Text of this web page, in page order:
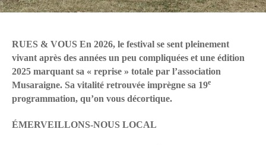
RUES & VOUS En 2026, le festival se sent pleinement
vivant après des années un peu compliquées et une édition
2025 marquant sa « reprise » totale par l’association
Musaraigne. Sa vitalité retrouvée imprègne sa 19e
programmation, qu’on vous décortique.
ÉMERVEILLONS-NOUS LOCAL